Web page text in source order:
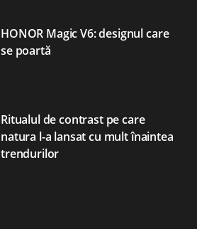
HONOR Magic V6: designul care
se poartă
Ritualul de contrast pe care
natura l-a lansat cu mult înaintea
trendurilor